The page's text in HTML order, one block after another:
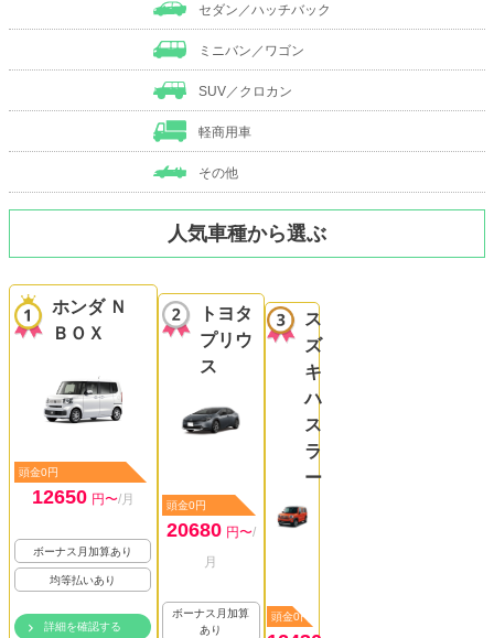
セダン／ハッチバック
ミニバン／ワゴン
SUV／クロカン
軽商用車
その他
人気車種から選ぶ
ホンダ Ｎ
ＢＯＸ
頭金0円
12650 円〜/月
ボーナス月加算あり
均等払いあり
詳細を確認する
トヨタ
プリウ
ス
頭金0円
20680 円〜/
月
ボーナス月加算
あり
ス
ズ
キ
ハ
ス
ラ
ー
頭金0円